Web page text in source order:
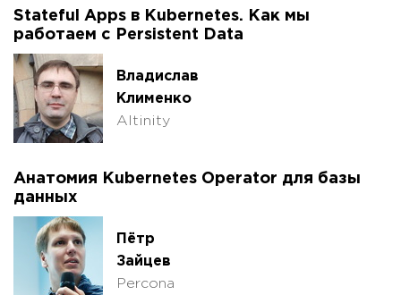
Stateful Apps в Kubernetes. Как мы
работаем с Persistent Data
Владислав
Клименко
Altinity
Анатомия Kubernetes Operator для базы
данных
Пётр
Зайцев
Percona